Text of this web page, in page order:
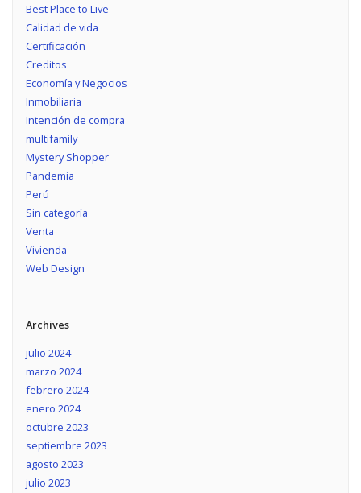
Best Place to Live
Calidad de vida
Certificación
Creditos
Economía y Negocios
Inmobiliaria
Intención de compra
multifamily
Mystery Shopper
Pandemia
Perú
Sin categoría
Venta
Vivienda
Web Design
Archives
julio 2024
marzo 2024
febrero 2024
enero 2024
octubre 2023
septiembre 2023
agosto 2023
julio 2023